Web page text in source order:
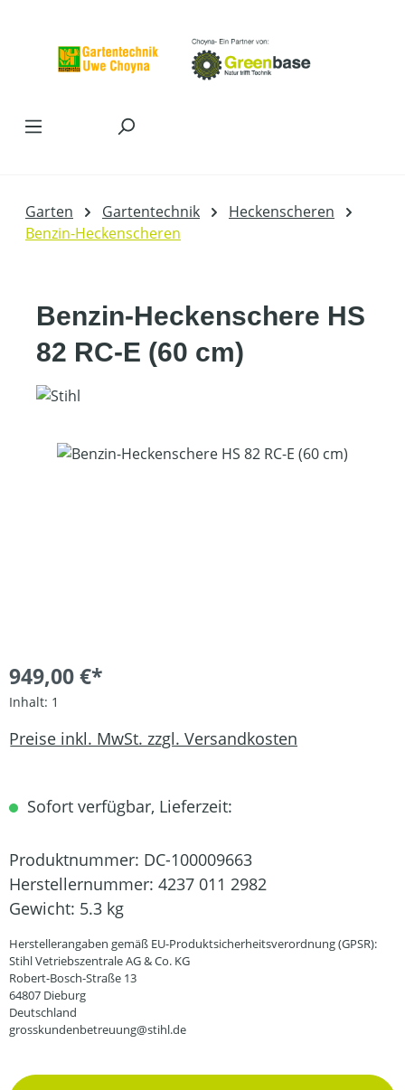
Garten Gartentechnik
Heckenscheren
Benzin-Heckenscheren
Benzin-Heckenschere HS
82 RC-E (60 cm)
Bildergalerie überspringen
949,00 €*
Inhalt: 1
Preise inkl. MwSt. zzgl. Versandkosten
Sofort verfügbar, Lieferzeit:
Produktnummer: DC-100009663
Herstellernummer: 4237 011 2982
Gewicht: 5.3 kg
Herstellerangaben gemäß EU-Produktsicherheitsverordnung (GPSR):
Stihl Vetriebszentrale AG & Co. KG
Robert-Bosch-Straße 13
64807 Dieburg
Deutschland
grosskundenbetreuung@stihl.de